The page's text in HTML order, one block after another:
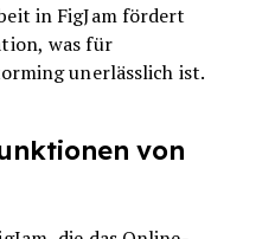
in FigJam fördert
was für
unerlässlich ist.
von